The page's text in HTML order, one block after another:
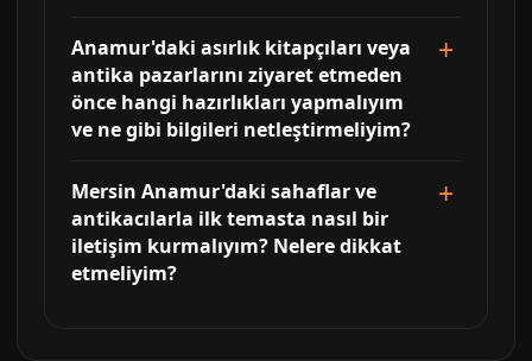
Anamur'daki asırlık kitapçıları veya
antika pazarlarını ziyaret etmeden
önce hangi hazırlıkları yapmalıyım
ve ne gibi bilgileri netleştirmeliyim?
Mersin Anamur'daki sahaflar ve
antikacılarla ilk temasta nasıl bir
iletişim kurmalıyım? Nelere dikkat
etmeliyim?